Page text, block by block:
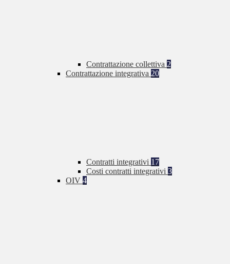
Contrattazione collettiva 2
Contrattazione integrativa 20
Contratti integrativi 17
Costi contratti integrativi 3
OIV 4